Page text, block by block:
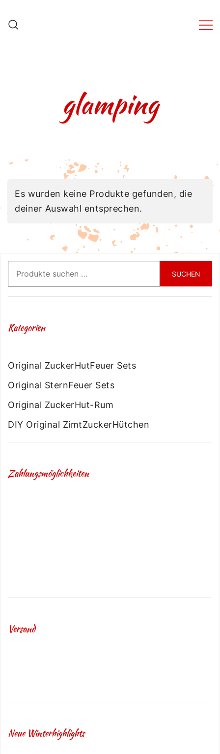
Inhalt
glamping
Es wurden keine Produkte gefunden, die
deiner Auswahl entsprechen.
SUCHEN
Kategorien
Original ZuckerHutFeuer Sets
Original SternFeuer Sets
Original ZuckerHut-Rum
DIY Original ZimtZuckerHütchen
Zahlungsmöglichkeiten
Versand
Neue Winterhighlights